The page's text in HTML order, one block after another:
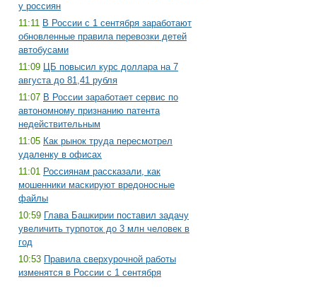
у россиян
11:11 В России с 1 сентября заработают
обновленные правила перевозки детей
автобусами
11:09 ЦБ повысил курс доллара на 7
августа до 81,41 рубля
11:07 В России заработает сервис по
автономному признанию патента
недействительным
11:05 Как рынок труда пересмотрел
удаленку в офисах
11:01 Россиянам рассказали, как
мошенники маскируют вредоносные
файлы
10:59 Глава Башкирии поставил задачу
увеличить турпоток до 3 млн человек в
год
10:53 Правила сверхурочной работы
изменятся в России с 1 сентября